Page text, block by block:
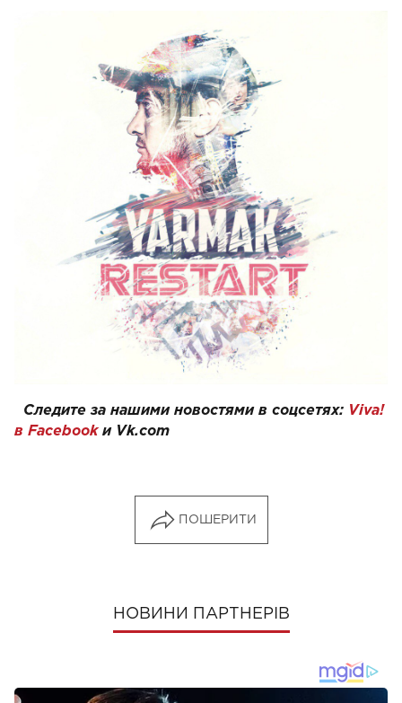
Следите за нашими новостями в соцсетях: Viva!
в Facebookи Vk.com
ПОШЕРИТИ
НОВИНИ ПАРТНЕРІВ